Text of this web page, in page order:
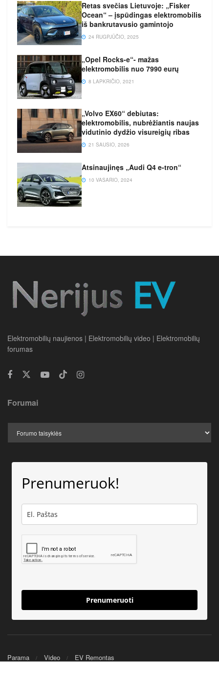
Retas svečias Lietuvoje: „Fisker
Ocean“ – įspūdingas elektromobilis
iš bankrutavusio gamintojo
24 RUGPJŪČIO, 2025
„Opel Rocks-e“- mažas
elektromobilis nuo 7990 eurų
8 LAPKRIČIO, 2021
„Volvo EX60“ debiutas:
elektromobilis, nubrėžiantis naujas
vidutinio dydžio visureigių ribas
21 SAUSIO, 2026
Atsinaujinęs „Audi Q4 e-tron“
10 VASARIO, 2024
Elektromobilių naujienos | Elektromobilių video | Elektromobilių
forumas
Forumai
Prenumeruok!
Prenumeruoti
Parama Video EV Remontas